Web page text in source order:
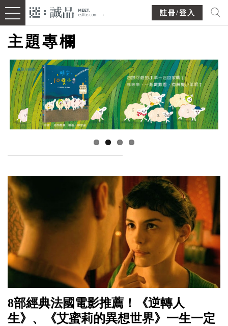
註冊/登入
主題專欄
8部經典法國電影推薦！《逆轉人
生》、《艾蜜莉的異想世界》一生一定